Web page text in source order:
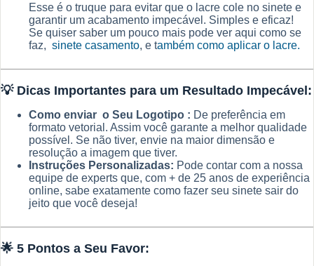
Esse é o truque para evitar que o lacre cole no sinete e
garantir um acabamento impecável. Simples e eficaz!
Se quiser saber um pouco mais pode ver aqui como se
faz, sinete casamento, e também como aplicar o lacre.
💡 Dicas Importantes para um Resultado Impecável:
Como enviar o Seu Logotipo : De preferência em
formato vetorial. Assim você garante a melhor qualidade
possível. Se não tiver, envie na maior dimensão e
resolução a imagem que tiver.
Instruções Personalizadas: Pode contar com a nossa
equipe de experts que, com + de 25 anos de experiência
online, sabe exatamente como fazer seu sinete sair do
jeito que você deseja!
🌟 5 Pontos a Seu Favor: